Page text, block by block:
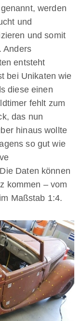
werden
und
und somit
Anders
entsteht
bei Unikaten wie
diese einen
fehlt zum
das nun
hinaus wollte
so gut wie
Daten können
kommen – vom
Maßstab 1:4.